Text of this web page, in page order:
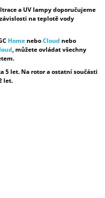
a UV lampy doporučujeme
na teplotě vody
Home neboCloud nebo
, můžete ovládat všechny
5 let. Na rotor a ostatní součásti
let.